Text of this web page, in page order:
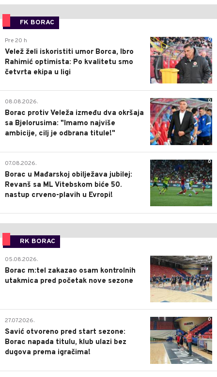
FK BORAC
0
Pre 20 h
Velež želi iskoristiti umor Borca, Ibro
Rahimić optimista: Po kvalitetu smo
četvrta ekipa u ligi
0
08.08.2026.
Borac protiv Veleža između dva okršaja
sa Bjelorusima: "Imamo najviše
ambicije, cilj je odbrana titule!"
0
07.08.2026.
Borac u Mađarskoj obilježava jubilej:
Revanš sa ML Vitebskom biće 50.
nastup crveno-plavih u Evropi!
RK BORAC
0
05.08.2026.
Borac m:tel zakazao osam kontrolnih
utakmica pred početak nove sezone
0
27.07.2026.
Savić otvoreno pred start sezone:
Borac napada titulu, klub ulazi bez
dugova prema igračima!